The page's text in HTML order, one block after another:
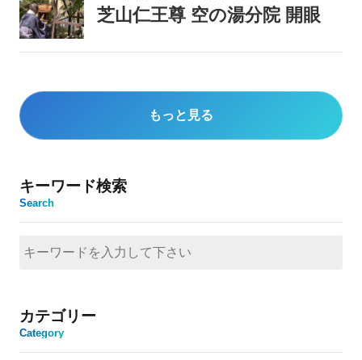
芝山仁王尊 空の湯分院 開眼
もっと見る
キーワード検索
Search
カテゴリー
Category